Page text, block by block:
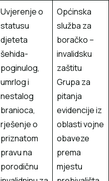
Uvjerenje o
statusu
djeteta
šehida-
poginulog,
umrlog i
nestalog
branioca,
rješenje o
priznatom
pravu na
porodičnu
Općinska
služba za
boračko –
invalidsku
zaštitu
Grupa za
pitanja
evidencije iz
oblasti vojne
obaveze
prema
mjestu